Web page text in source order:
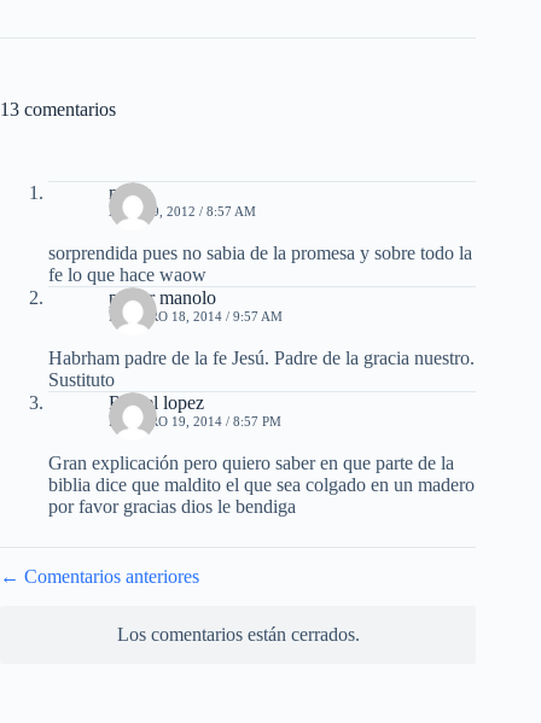
13 comentarios
mirna
ABRIL 9, 2012 / 8:57 AM
sorprendida pues no sabia de la promesa y sobre todo la
fe lo que hace waow
pastor manolo
FEBRERO 18, 2014 / 9:57 AM
Habrham padre de la fe Jesú. Padre de la gracia nuestro.
Sustituto
Rafael lopez
FEBRERO 19, 2014 / 8:57 PM
Gran explicación pero quiero saber en que parte de la
biblia dice que maldito el que sea colgado en un madero
por favor gracias dios le bendiga
de
← Comentarios anteriores
Los comentarios están cerrados.